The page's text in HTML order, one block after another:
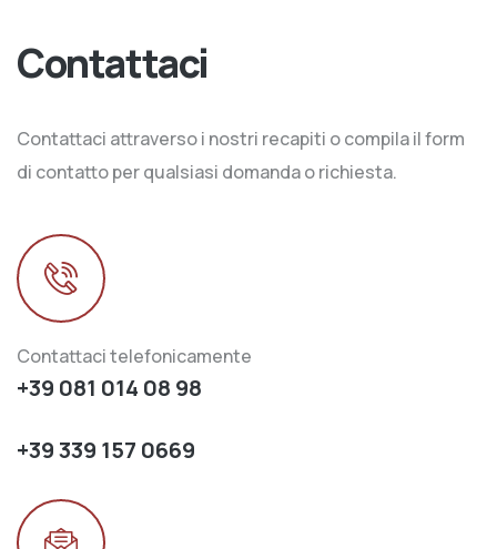
Contattaci
Contattaci attraverso i nostri recapiti o compila il form
di contatto per qualsiasi domanda o richiesta.
Contattaci telefonicamente
+39 081 014 08 98
+39 339 157 0669